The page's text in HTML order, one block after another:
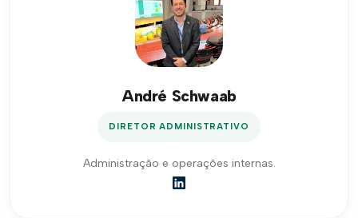
André Schwaab
DIRETOR ADMINISTRATIVO
Administração e operações internas.